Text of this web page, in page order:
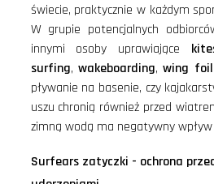
świecie, praktycznie w każdym
W grupie potencjalnych
innymi osoby uprawiające
surfing, wakeboarding,wing foil
pływanie na basenie, czy
uszu chronią również przed
zimną wodą ma negatywny wpływ
Surfears zatyczki - ochrona